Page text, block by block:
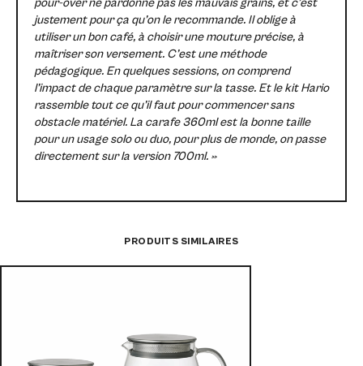
pour-over ne pardonne pas les mauvais grains, et c’est
justement pour ça qu’on le recommande. Il oblige à
utiliser un bon café, à choisir une mouture précise, à
maîtriser son versement. C’est une méthode
pédagogique. En quelques sessions, on comprend
l’impact de chaque paramètre sur la tasse. Et le kit Hario
rassemble tout ce qu’il faut pour commencer sans
obstacle matériel. La carafe 360ml est la bonne taille
pour un usage solo ou duo, pour plus de monde, on passe
directement sur la version 700ml. »
PRODUITS SIMILAIRES